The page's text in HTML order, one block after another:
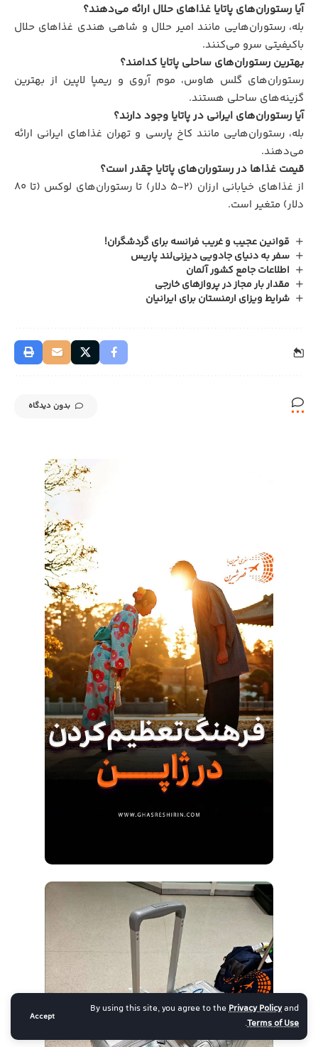
By using this site, you agree to thePrivacy Policyand
Terms of Use
.
Accept
آیا رستوران‌های پاتایا غذاهای حلال ارائه می‌دهند؟
بله، رستوران‌هایی مانند امیر حلال و شاهی هندی غذاهای حلال
باکیفیتی سرو می‌کنند.
بهترین رستوران‌های ساحلی پاتایا کدامند؟
رستوران‌های گلس هاوس، موم آروی و ریمپا لاپین از بهترین
گزینه‌های ساحلی هستند.
آیا رستوران‌های ایرانی در پاتایا وجود دارند؟
بله، رستوران‌هایی مانند کاخ پارسی و تهران غذاهای ایرانی ارائه
می‌دهند.
قیمت غذاها در رستوران‌های پاتایا چقدر است؟
از غذاهای خیابانی ارزان (۲-۵ دلار) تا رستوران‌های لوکس (تا ۸۰
دلار) متغیر است.
قوانین عجیب و غریب فرانسه برای گردشگران!
سفر به دنیای جادویی دیزنی‌لند پاریس
اطلاعات جامع کشور آلمان
مقدار بار مجاز در پروازهای خارجی
شرایط ویزای ارمنستان برای ایرانیان
بدون دیدگاه